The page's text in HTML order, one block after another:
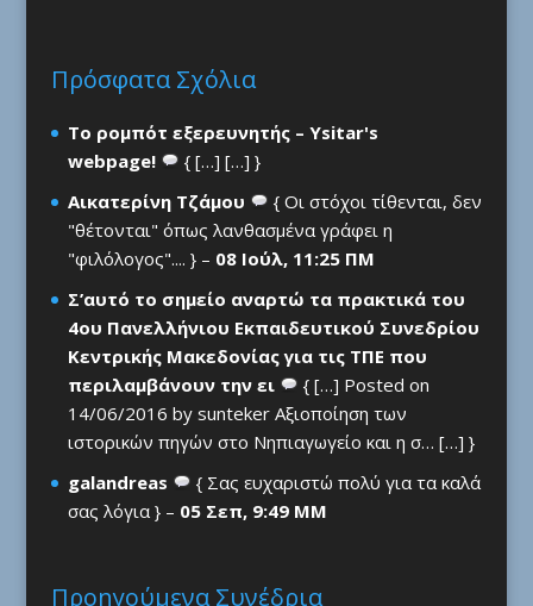
Πρόσφατα Σχόλια
Το ρομπότ εξερευνητής – Ysitar's
webpage!
{ […] […] }
Αικατερίνη Τζάμου
{ Οι στόχοι τίθενται, δεν
"θέτονται" όπως λανθασμένα γράφει η
"φιλόλογος".... } – 08 Ιούλ, 11:25 ΠΜ
Σ’αυτό το σημείο αναρτώ τα πρακτικά του
4ου Πανελλήνιου Εκπαιδευτικού Συνεδρίου
Κεντρικής Μακεδονίας για τις ΤΠΕ που
περιλαμβάνουν την ει
{ […] Posted on
14/06/2016 by sunteker Αξιοποίηση των
ιστορικών πηγών στο Νηπιαγωγείο και η σ… […] }
galandreas
{ Σας ευχαριστώ πολύ για τα καλά
σας λόγια } – 05 Σεπ, 9:49 ΜΜ
Προηγούμενα Συνέδρια